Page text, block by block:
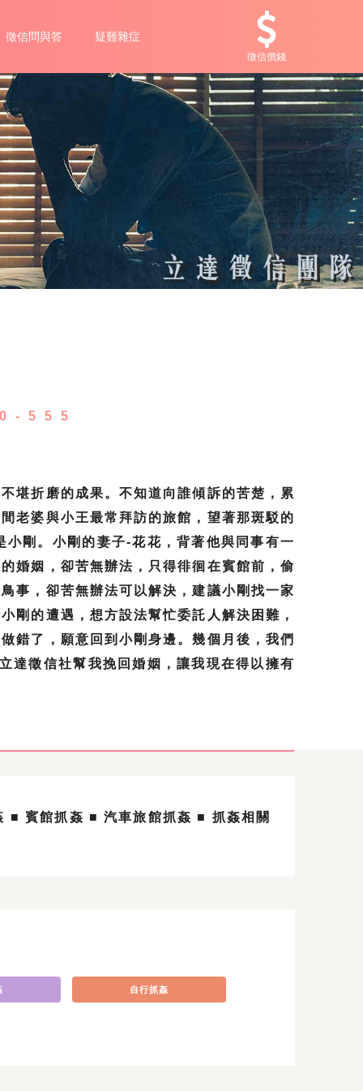
徵信問與答 疑難雜症
徵信價錢
555
堪折磨的成果。不知道向誰傾訴的苦楚，累
老婆與小王最常拜訪的旅館，望著那斑駁的
剛。小剛的妻子-花花，背著他與同事有一
婚姻，卻苦無辦法，只得徘徊在賓館前，偷
事，卻苦無辦法可以解決，建議小剛找一家
剛的遭遇，想方設法幫忙委託人解決困難，
錯了，願意回到小剛身邊。幾個月後，我們
達徵信社幫我挽回婚姻，讓我現在得以擁有
■ 賓館抓姦 ■ 汽車旅館抓姦 ■ 抓姦相關
自行抓姦